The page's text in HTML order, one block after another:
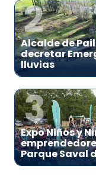
2
Alcalde de
decretar
lluvias
3
Expo Niños y
Parque Saval